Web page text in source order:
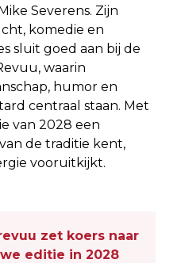
Severens. Zijn
komedie en
sluit goed aan bij de
waarin
humor en
centraal staan. Met
van 2028 een
de traditie kent,
vooruitkijkt.
zet koers naar
editie in 2028